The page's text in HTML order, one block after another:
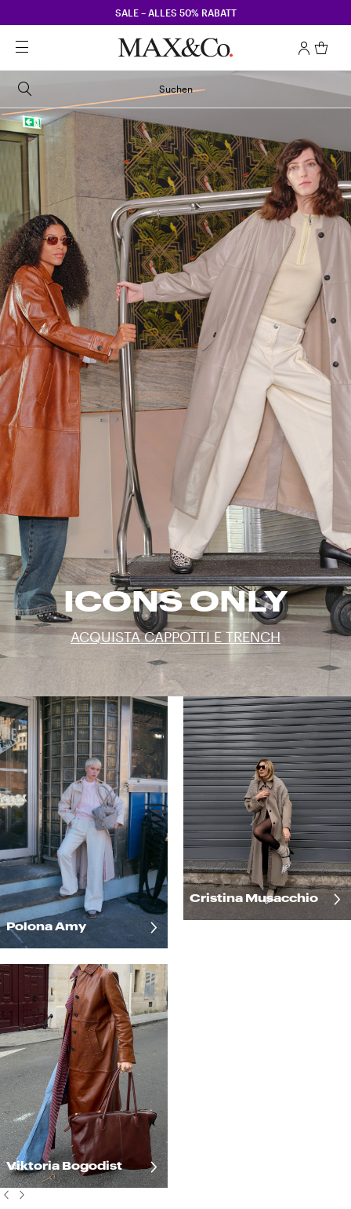
SALE – ALLES 50% RABATT
Suchen
ICONS ONLY
ACQUISTA CAPPOTTI E TRENCH
Polona Amy
Cristina Musacchio
Viktoria Bogodist